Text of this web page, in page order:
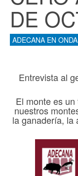
DE
ADECANA EN
Entrevista al
El monte es
nuestros
la ganadería, la